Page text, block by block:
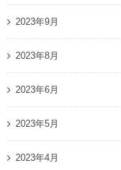
2023年9月
2023年8月
2023年6月
2023年5月
2023年4月